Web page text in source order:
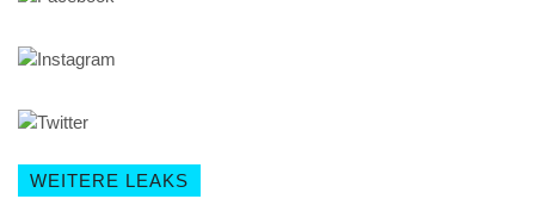
WEITERE LEAKS